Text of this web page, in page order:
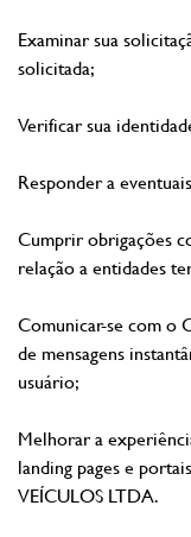
Examinar sua
solicitada;
Verificar sua
Responder a
Cumprir obrigações
relação a entidades
Comunicar-se com o
de mensagens
usuário;
Melhorar a
landing pages e
VEÍCULOS LTDA.